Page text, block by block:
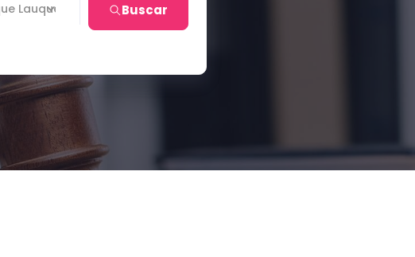
Lauquen
Buscar